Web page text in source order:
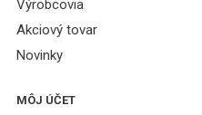
Výrobcovia
Akciový tovar
Novinky
MÔJ ÚČET